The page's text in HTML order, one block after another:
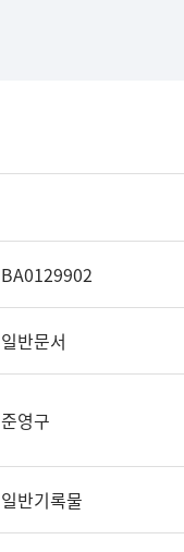
BA0129902
일반문서
준영구
일반기록물